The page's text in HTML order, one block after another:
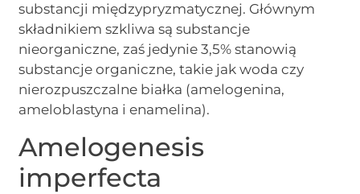
substancji międzypryzmatycznej. Głównym
składnikiem szkliwa są substancje
nieorganiczne, zaś jedynie 3,5% stanowią
substancje organiczne, takie jak woda czy
nierozpuszczalne białka (amelogenina,
ameloblastyna i enamelina).
Amelogenesis
imperfecta